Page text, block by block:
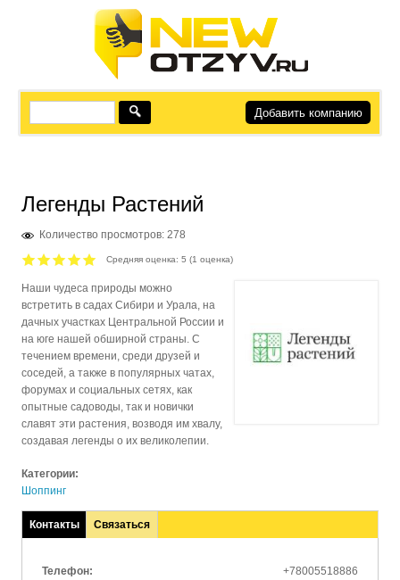
Добавить компанию
Легенды Растений
Количество просмотров: 278
Средняя оценка:5 (1 оценка)
Наши чудеса природы можно
встретить в садах Сибири и Урала, на
дачных участках Центральной России и
на юге нашей обширной страны. С
течением времени, среди друзей и
соседей, а также в популярных чатах,
форумах и социальных сетях, как
опытные садоводы, так и новички
славят эти растения, возводя им хвалу,
создавая легенды о их великолепии.
Категории:
Шоппинг
Контакты
(активная
Связаться
Телефон:
+78005518886